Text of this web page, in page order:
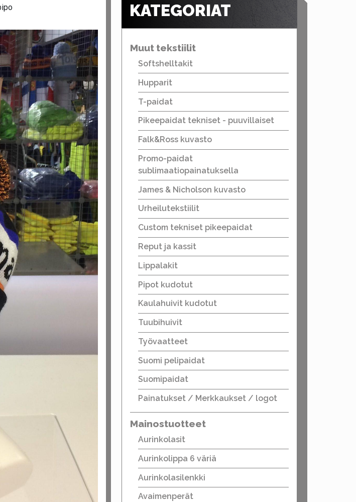
KATEGORIAT
Muut tekstiilit
Softshelltakit
Hupparit
T-paidat
Pikeepaidat tekniset - puuvillaiset
Falk&Ross kuvasto
Promo-paidat
sublimaatiopainatuksella
James & Nicholson kuvasto
Urheilutekstiilit
Custom tekniset pikeepaidat
Reput ja kassit
Lippalakit
Pipot kudotut
Kaulahuivit kudotut
Tuubihuivit
Työvaatteet
Suomi pelipaidat
Suomipaidat
Painatukset / Merkkaukset / logot
Mainostuotteet
Aurinkolasit
Aurinkolippa 6 väriä
Aurinkolasilenkki
Avaimenperät